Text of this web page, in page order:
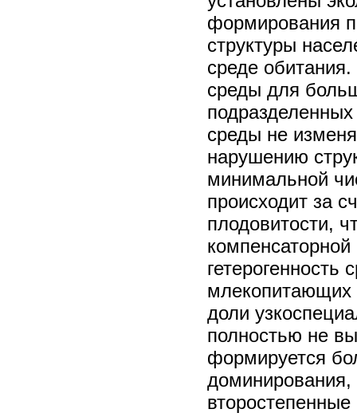
формирования
структуры
среде
среды для
подразделенных
среды не
нарушению
минимальной
происходит за
плодовитости,
млекопитающих
доли
полностью не
формируется
доминирования,